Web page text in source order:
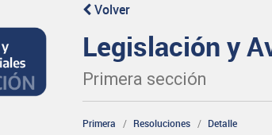
Volver
Legislación y
Primera sección
Primera Resoluciones Detalle